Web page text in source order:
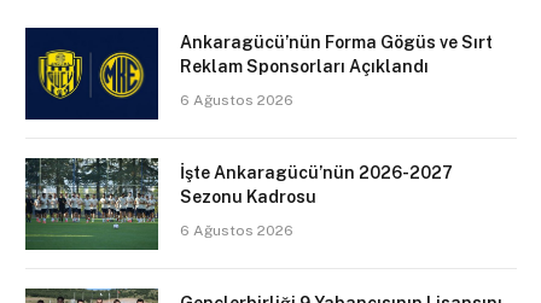
Ankaragücü’nün Forma Gögüs ve Sırt
Reklam Sponsorları Açıklandı
6 Ağustos 2026
İşte Ankaragücü’nün 2026-2027
Sezonu Kadrosu
6 Ağustos 2026